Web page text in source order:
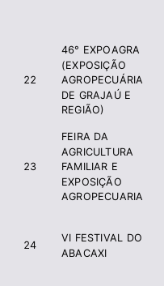
22
46° EXPOAGRA
(EXPOSIÇÃO
AGROPECUÁRIA
DE GRAJAÚ E
REGIÃO)
23
FEIRA DA
AGRICULTURA
FAMILIAR E
EXPOSIÇÃO
AGROPECUARIA
24
VI FESTIVAL DO
ABACAXI